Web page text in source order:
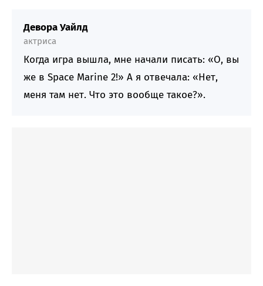
Девора Уайлд
актриса
Когда игра вышла, мне начали писать: «О, вы
же в Space Marine 2!» А я отвечала: «Нет,
меня там нет. Что это вообще такое?».